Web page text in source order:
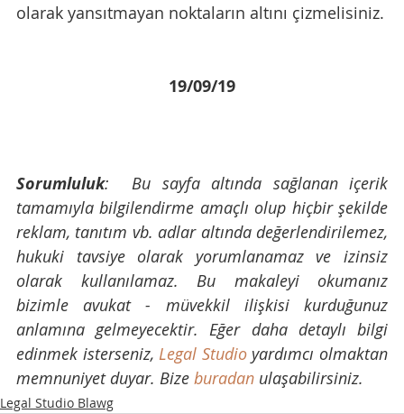
olarak yansıtmayan noktaların altını çizmelisiniz.
19/09/19
Sorumluluk:  Bu sayfa altında sağlanan içerik
tamamıyla bilgilendirme amaçlı olup hiçbir şekilde
reklam, tanıtım vb. adlar altında değerlendirilemez,
hukuki tavsiye olarak yorumlanamaz ve izinsiz
olarak kullanılamaz. Bu makaleyi okumanız
bizimle avukat - müvekkil ilişkisi kurduğunuz
anlamına gelmeyecektir. Eğer daha detaylı bilgi
edinmek isterseniz, Legal Studio yardımcı olmaktan
memnuniyet duyar. Bize buradan ulaşabilirsiniz.
Legal Studio Blawg